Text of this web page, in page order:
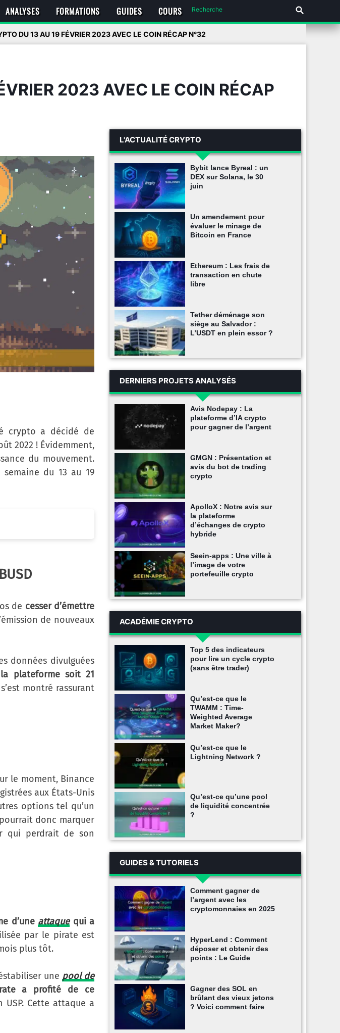
ANALYSES FORMATIONS GUIDES COURS
DU 13 AU 19 FÉVRIER 2023 AVEC LE COIN RÉCAP N°32
2023 AVEC LE COIN RÉCAP
crypto a décidé de
2022 ! Évidemment,
du mouvement.
du 13 au 19
de cesser d’émettre
de nouveaux
données divulguées
plateforme soit 21
montré rassurant
le moment, Binance
aux États-Unis
options tel qu’un
donc marquer
qui perdrait de son
d’une attaquequi a
par le pirate est
plus tôt.
une pool de
a profité de ce
Cette attaque a
L'ACTUALITÉ CRYPTO
Bybit lance Byreal : un
DEX sur Solana, le 30
juin
Un amendement pour
évaluer le minage de
Bitcoin en France
Ethereum : Les frais de
transaction en chute
libre
Tether déménage son
siège au Salvador :
L’USDT en plein essor ?
DERNIERS PROJETS ANALYSÉS
Avis Nodepay : La
plateforme d’IA crypto
pour gagner de l’argent
GMGN : Présentation et
avis du bot de trading
crypto
ApolloX : Notre avis sur
la plateforme
d’échanges de crypto
hybride
Seein-apps : Une ville à
l’image de votre
portefeuille crypto
ACADÉMIE CRYPTO
Top 5 des indicateurs
pour lire un cycle crypto
(sans être trader)
Qu’est-ce que le
TWAMM : Time-
Weighted Average
Market Maker?
Qu’est-ce que le
Lightning Network ?
Qu’est-ce qu’une pool
de liquidité concentrée
?
GUIDES & TUTORIELS
Comment gagner de
l’argent avec les
cryptomonnaies en 2025
HyperLend : Comment
déposer et obtenir des
points : Le Guide
Gagner des SOL en
brûlant des vieux jetons
? Voici comment faire